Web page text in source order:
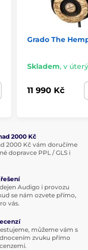
Grado The
Skladem, v úterý
11 990 Kč
2000 Kč
2000 Kč vám doručíme
dopravce PPL / GLS i
Audigo i provozu
se nám ozvete přímo,
vás.
můžeme vám s
zvuku přímo